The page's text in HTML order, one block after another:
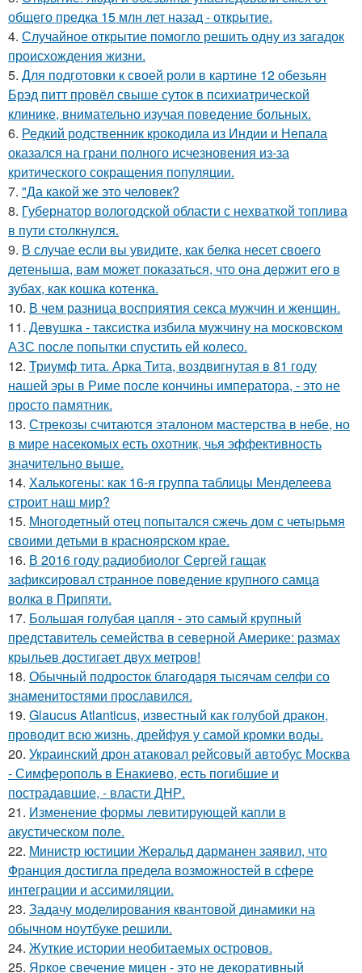
общего предка 15 млн лет назад - открытие.
4. Случайное открытие помогло решить одну из загадок
происхождения жизни.
5. Для подготовки к своей роли в картине 12 обезьян
Брэд питт провёл свыше суток в психиатрической
клинике, внимательно изучая поведение больных.
6. Редкий родственник крокодила из Индии и Непала
оказался на грани полного исчезновения из-за
критического сокращения популяции.
7. "Да какой же это человек?
8. Губернатор вологодской области с нехваткой топлива
в пути столкнулся.
9. В случае если вы увидите, как белка несет своего
детеныша, вам может показаться, что она держит его в
зубах, как кошка котенка.
10. В чем разница восприятия секса мужчин и женщин.
11. Девушка - таксистка избила мужчину на московском
АЗС после попытки спустить ей колесо.
12. Триумф тита. Арка Тита, воздвигнутая в 81 году
нашей эры в Риме после кончины императора, - это не
просто памятник.
13. Стрекозы считаются эталоном мастерства в небе, но
в мире насекомых есть охотник, чья эффективность
значительно выше.
14. Халькогены: как 16-я группа таблицы Менделеева
строит наш мир?
15. Многодетный отец попытался сжечь дом с четырьмя
своими детьми в красноярском крае.
16. В 2016 году радиобиолог Сергей гащак
зафиксировал странное поведение крупного самца
волка в Припяти.
17. Большая голубая цапля - это самый крупный
представитель семейства в северной Америке: размах
крыльев достигает двух метров!
18. Обычный подросток благодаря тысячам селфи со
знаменитостями прославился.
19. Glaucus Atlanticus, известный как голубой дракон,
проводит всю жизнь, дрейфуя у самой кромки воды.
20. Украинский дрон атаковал рейсовый автобус Москва
- Симферополь в Енакиево, есть погибшие и
пострадавшие, - власти ДНР.
21. Изменение формы левитирующей капли в
акустическом поле.
22. Министр юстиции Жеральд дарманен заявил, что
Франция достигла предела возможностей в сфере
интеграции и ассимиляции.
23. Задачу моделирования квантовой динамики на
обычном ноутбуке решили.
24. Жуткие истории необитаемых островов.
25. Яркое свечение мицен - это не декоративный